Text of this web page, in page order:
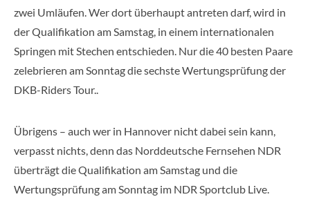
zwei Umläufen. Wer dort überhaupt antreten darf, wird in
der Qualifikation am Samstag, in einem internationalen
Springen mit Stechen entschieden. Nur die 40 besten Paare
zelebrieren am Sonntag die sechste Wertungsprüfung der
DKB-Riders Tour..
Übrigens – auch wer in Hannover nicht dabei sein kann,
verpasst nichts, denn das Norddeutsche Fernsehen NDR
überträgt die Qualifikation am Samstag und die
Wertungsprüfung am Sonntag im NDR Sportclub Live.